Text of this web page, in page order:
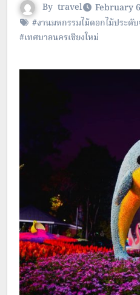
By travel
February
#งานมหกรรมไม้ดอกไม้ประดั
#เทศบาลนครเชียงใหม่